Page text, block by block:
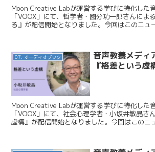
Moon Creative Labが運営する学びに特化した
「VOOX」にて、哲学者・國分功一郎さんによ
る』が配信開始となりました。今回はこのニュ
07. オーディオブック
音声教養メディ
『格差という
Moon Creative Labが運営する学びに特化した
「VOOX」にて、社会心理学者・小坂井敏晶さ
虚構』が配信開始となりました。今回はこのニ